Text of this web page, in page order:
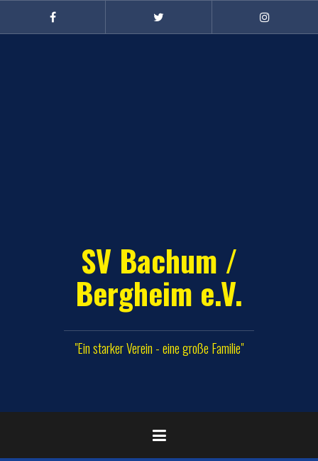
springen
Facebook
Instagram
(Damen)
SV Bachum /
Bergheim e.V.
"Ein starker Verein - eine große Familie"